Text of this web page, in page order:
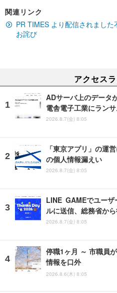
関連リンク
PR TIMES より配信されまし
お詫び
アクセス
ADサーバ上のデータ
電舎電子工業にラン
2026.8.7(金) 8:05
「東京アプリ」の運
の個人情報漏えい
2026.8.7(金) 8:05
LINE GAMEでユー
ルに送信、総務省か
2026.8.7(金) 8:05
停職1ヶ月 ～ 市職員
情報を口外
2026.8.6(木) 8:05